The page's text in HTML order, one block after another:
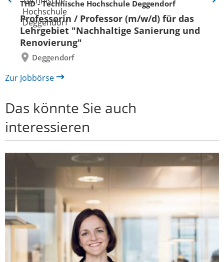
THD - Technische Hochschule Deggendorf
Professorin / Professor (m/w/d) für das
Lehrgebiet "Nachhaltige Sanierung und
Renovierung"
Deggendorf
Eine
Folie
zurück
Eine
Zur Jobbörse
Das könnte Sie auch
interessieren